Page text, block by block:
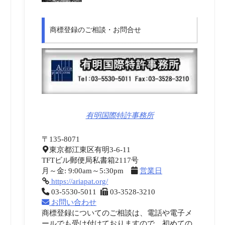
商標登録のご相談・お問合せ
有明国際特許事務所
〒135-8071
東京都江東区有明3-6-11
TFTビル郵便局私書箱2117号
月～金: 9:00am～5:30pm
営業日
https://ariapat.org/
03-5530-5011
03-3528-3210
お問い合わせ
商標登録についてのご相談は、電話や電子メ
ールでも受け付けておりますので、初めての